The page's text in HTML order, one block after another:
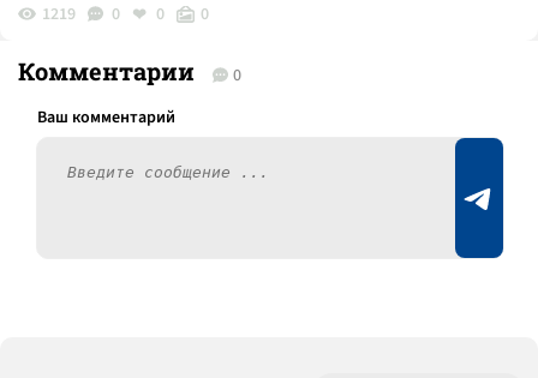
1219 0 0 0
Комментарии 0